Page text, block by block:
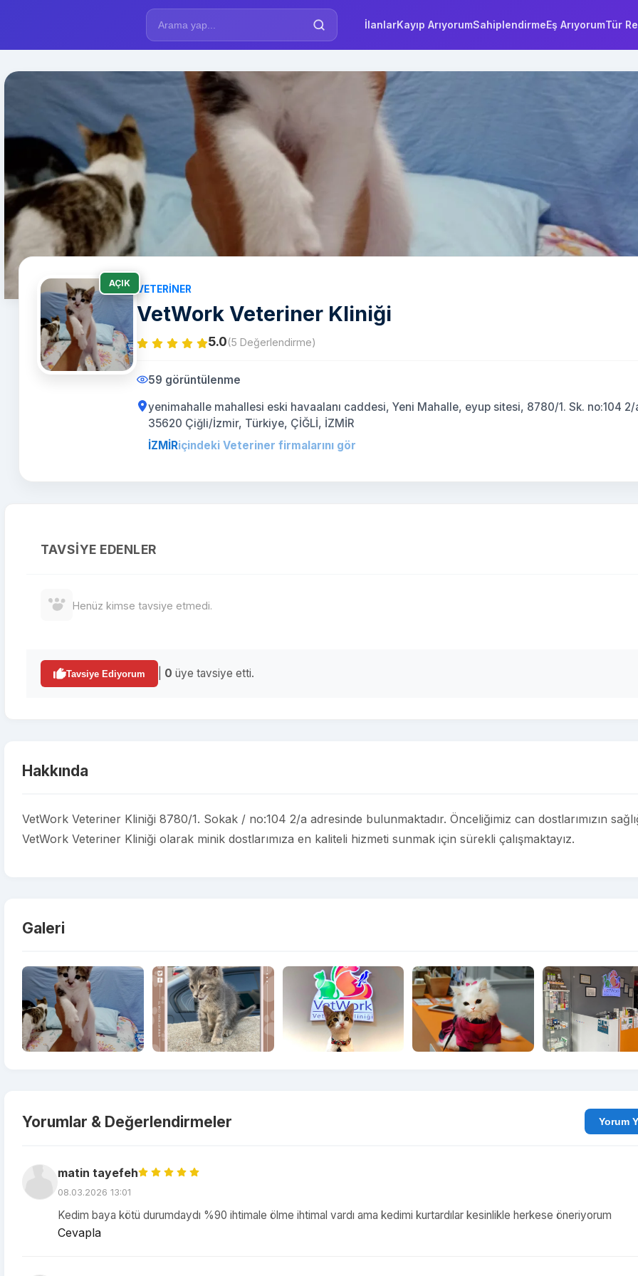
İlanlarKayıp ArıyorumSahiplendirmeEş ArıyorumTür
AÇIK
VETERINER
VetWork Veteriner Kliniği
5.0(5 Değerlendirme)
59 görüntülenme
yenimahalle mahallesi eski havaalanı caddesi, Yeni Mahalle, eyup sitesi, 8780/1. Sk. no:104 2/
35620 Çiğli/İzmir, Türkiye, ÇİĞLİ, İZMİR
İZMİRiçindeki Veteriner firmalarını gör
TAVSIYE EDENLER
Henüz kimse tavsiye etmedi.
Tavsiye Ediyorum 0 üye tavsiye etti.
Hakkında
VetWork Veteriner Kliniği 8780/1. Sokak / no:104 2/a adresinde bulunmaktadır. Önceliğimiz can dostlarımızın
VetWork Veteriner Kliniği olarak minik dostlarımıza en kaliteli hizmeti sunmak için sürekli çalışmaktayız.
Galeri
Yorumlar & Değerlendirmeler
matin tayefeh
08.03.2026 13:01
Kedim baya kötü durumdaydı %90 ihtimale ölme ihtimal vardı ama kedimi kurtardılar kesinlikle herkese öneriyorum
Cevapla